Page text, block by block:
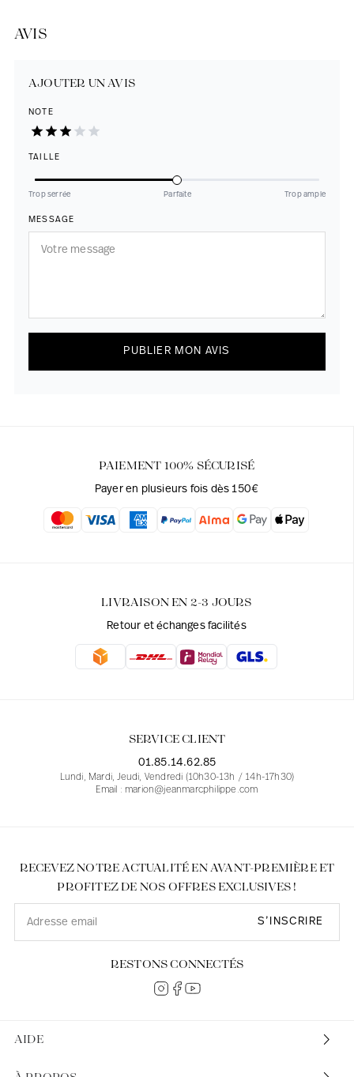
AVIS
AJOUTER UN AVIS
NOTE
TAILLE
Trop serrée Parfaite Trop ample
MESSAGE
PUBLIER MON AVIS
PAIEMENT 100% SÉCURISÉ
Payer en plusieurs fois dès 150€
LIVRAISON EN 2-3 JOURS
Retour et échanges facilités
SERVICE CLIENT
01.85.14.62.85
Lundi, Mardi, Jeudi, Vendredi (10h30-13h / 14h-17h30)
Email : marion@jeanmarcphilippe.com
AIDE
RECEVEZ NOTRE ACTUALITÉ EN AVANT-PREMIÈRE ET
PROFITEZ DE NOS OFFRES EXCLUSIVES !
S’INSCRIRE
RESTONS CONNECTÉS